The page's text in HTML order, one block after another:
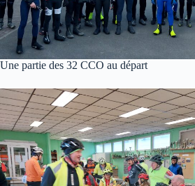
Une partie des 32 CCO au départ